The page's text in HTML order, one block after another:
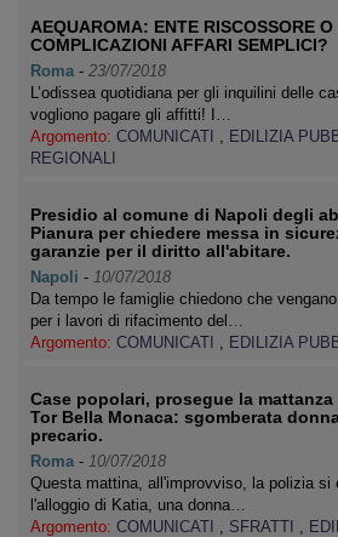
AEQUAROMA: ENTE RISCOSSORE
COMPLICAZIONI AFFARI SEMPLICI?
Roma - 23/07/2018
L’odissea quotidiana per gli inquilini delle
vogliono pagare gli affitti! I…
Argomento: COMUNICATI , EDILIZIA
REGIONALI
Presidio al comune di Napoli degli
Pianura per chiedere messa in
garanzie per il diritto all'abitare.
Napoli - 10/07/2018
Da tempo le famiglie chiedono che
per i lavori di rifacimento del…
Argomento: COMUNICATI , EDILIZIA
Case popolari, prosegue la
Tor Bella Monaca: sgomberata
precario.
Roma - 10/07/2018
Questa mattina, all'improvviso, la polizia si
l'alloggio di Katia, una donna…
Argomento: COMUNICATI , SFRATTI ,